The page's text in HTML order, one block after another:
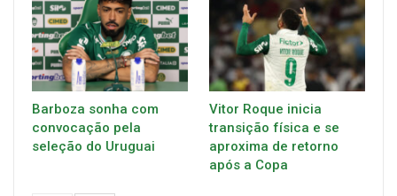
Barboza sonha com
convocação pela
seleção do Uruguai
Vitor Roque inicia
transição física e se
aproxima de retorno
após a Copa